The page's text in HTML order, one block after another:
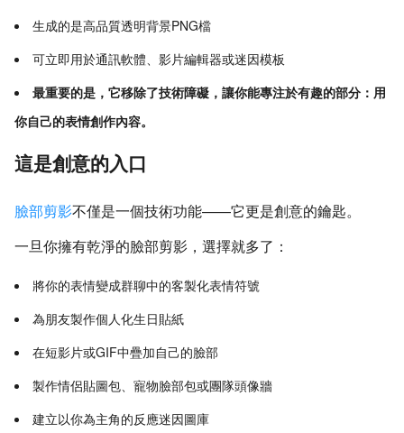
生成的是高品質透明背景PNG檔
可立即用於通訊軟體、影片編輯器或迷因模板
最重要的是，它移除了技術障礙，讓你能專注於有趣的部分：用
你自己的表情創作內容。
這是創意的入口
臉部剪影不僅是一個技術功能——它更是創意的鑰匙。
一旦你擁有乾淨的臉部剪影，選擇就多了：
將你的表情變成群聊中的客製化表情符號
為朋友製作個人化生日貼紙
在短影片或GIF中疊加自己的臉部
製作情侶貼圖包、寵物臉部包或團隊頭像牆
建立以你為主角的反應迷因圖庫